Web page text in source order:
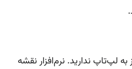
لپ‌تاپ ندارید. نرم‌افزار نقشه